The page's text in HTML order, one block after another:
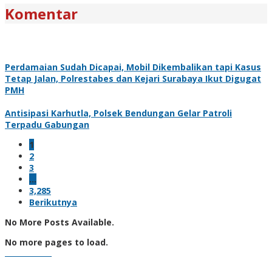
Komentar
Perdamaian Sudah Dicapai, Mobil Dikembalikan tapi Kasus
Tetap Jalan, Polrestabes dan Kejari Surabaya Ikut Digugat
PMH
Antisipasi Karhutla, Polsek Bendungan Gelar Patroli
Terpadu Gabungan
1
2
3
…
3,285
Berikutnya
No More Posts Available.
No more pages to load.